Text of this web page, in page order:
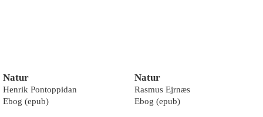
Natur
Henrik Pontoppidan
Ebog (epub)
Natur
Rasmus Ejrnæs
Ebog (epub)